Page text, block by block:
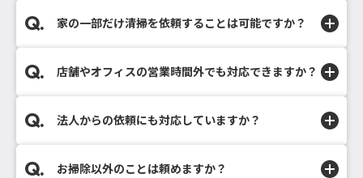
家の一部だけ清掃を依頼することは可能ですか？
店舗やオフィスの営業時間外でも対応できますか？
法人からの依頼にも対応していますか？
お掃除以外のことは頼めますか？